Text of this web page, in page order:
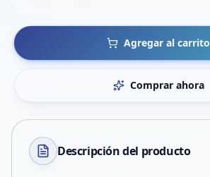
Agregar al carrito
Comprar ahora
Descripción del producto